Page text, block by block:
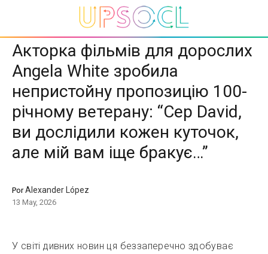
Акторка фільмів для дорослих
Angela White зробила
непристойну пропозицію 100-
річному ветерану: “Сер David,
ви дослідили кожен куточок,
але мій вам іще бракує…”
PorAlexander López
13 May, 2026
У світі дивних новин ця беззаперечно здобуває